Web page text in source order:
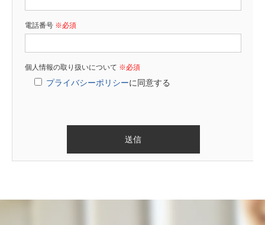
電話番号 ※必須
個人情報の取り扱いについて ※必須
プライバシーポリシーに同意する